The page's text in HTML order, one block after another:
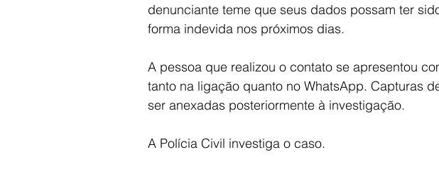
denunciante teme que seus dados possam ter
forma indevida nos próximos dias.
A pessoa que realizou o contato se apresentou
tanto na ligação quanto no WhatsApp. Capturas
ser anexadas posteriormente à investigação.
A Polícia Civil investiga o caso.